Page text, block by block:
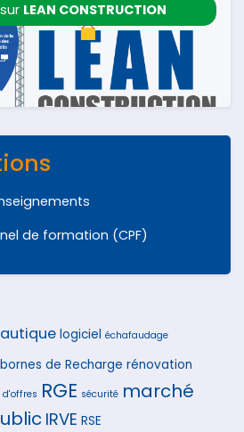
LEAN CONSTRUCTION
de formation (CPF)
logiciel échafaudage
bornes de Recharge rénovation
RGE sécurité marché
IRVE RSE